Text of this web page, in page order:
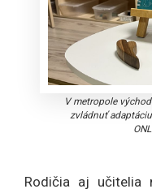
V metropole
zvládnuť
Rodičia aj učitelia